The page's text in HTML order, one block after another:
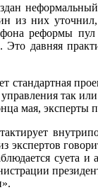
из них уточнил,
реформы
давняя
стандартная
так
мая, эксперты
экспертов
суета